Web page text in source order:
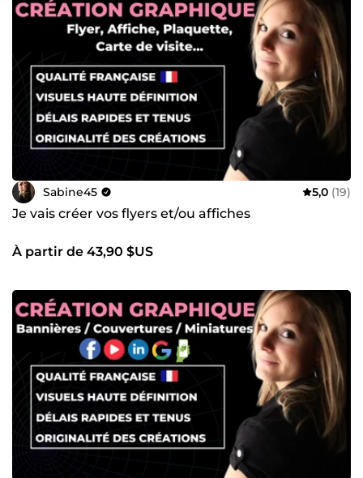
Sabine45 5,0 (19)
Je vais créer vos flyers et/ou affiches
À partir de 43,90 $US